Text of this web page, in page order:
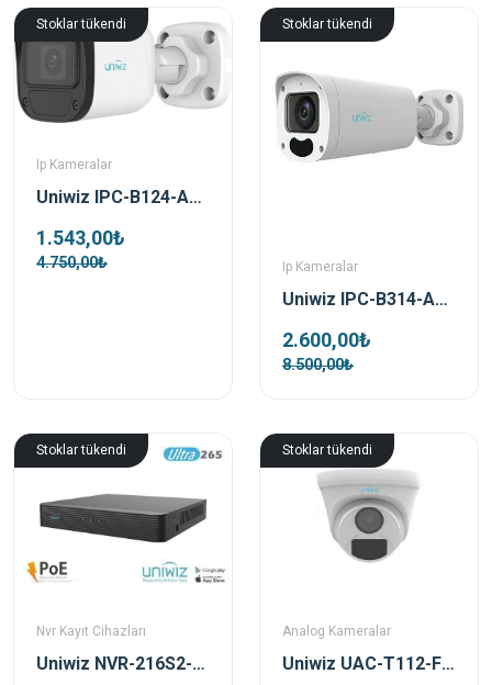
Stoklar tükendi
Ip Kameralar
Uniwiz IPC-B124-APF28 4 MP 2.8 mm Lensli Bullet IP Kamera
1.543,00₺
4.750,00₺
Stoklar tükendi
Ip Kameralar
Uniwiz IPC-B314-APKZ 4 MP 2.8-12 mm Motorize Lensli Bullet IP Kamera
2.600,00₺
8.500,00₺
Stoklar tükendi
Nvr Kayıt Cihazları
Uniwiz NVR-216S2-P16 16 Kanal 16 Port Poe Nvr Kayıt Cihazı
Stoklar tükendi
Analog Kameralar
Uniwiz UAC-T112-F28 2 Mp 2.8 Mm Mini Turret Analog Güvenlik Kamerası